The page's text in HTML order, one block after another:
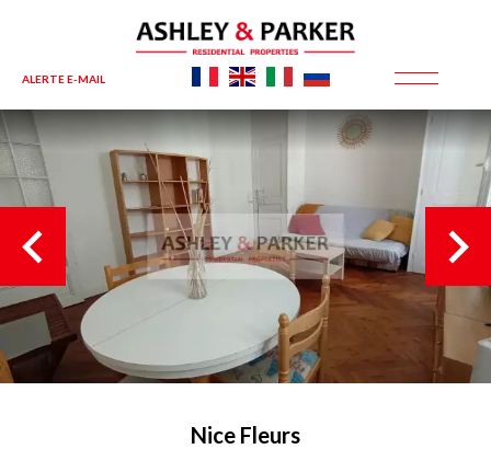
ALERTE E-MAIL
Nice Fleurs